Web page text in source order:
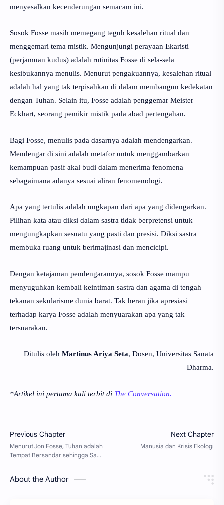
menyesalkan kecenderungan semacam ini.
Sosok Fosse masih memegang teguh kesalehan ritual dan
menggemari tema mistik. Mengunjungi perayaan Ekaristi
(perjamuan kudus) adalah rutinitas Fosse di sela-sela
kesibukannya menulis. Menurut pengakuannya, kesalehan ritual
adalah hal yang tak terpisahkan di dalam membangun kedekatan
dengan Tuhan. Selain itu, Fosse adalah penggemar Meister
Eckhart, seorang pemikir mistik pada abad pertengahan.
Bagi Fosse, menulis pada dasarnya adalah mendengarkan.
Mendengar di sini adalah metafor untuk menggambarkan
kemampuan pasif akal budi dalam menerima fenomena
sebagaimana adanya sesuai aliran fenomenologi.
Apa yang tertulis adalah ungkapan dari apa yang didengarkan.
Pilihan kata atau diksi dalam sastra tidak berpretensi untuk
mengungkapkan sesuatu yang pasti dan presisi. Diksi sastra
membuka ruang untuk berimajinasi dan mencicipi.
Dengan ketajaman pendengarannya, sosok Fosse mampu
menyuguhkan kembali keintiman sastra dan agama di tengah
tekanan sekularisme dunia barat. Tak heran jika apresiasi
terhadap karya Fosse adalah menyuarakan apa yang tak
tersuarakan.
Ditulis oleh Martinus Ariya Seta, Dosen, Universitas Sanata
Dharma.
*Artikel ini pertama kali terbit di The Conversation.
About the Author